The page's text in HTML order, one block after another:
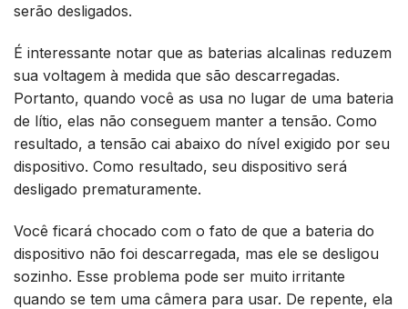
serão desligados.
É interessante notar que as baterias alcalinas reduzem
sua voltagem à medida que são descarregadas.
Portanto, quando você as usa no lugar de uma bateria
de lítio, elas não conseguem manter a tensão. Como
resultado, a tensão cai abaixo do nível exigido por seu
dispositivo. Como resultado, seu dispositivo será
desligado prematuramente.
Você ficará chocado com o fato de que a bateria do
dispositivo não foi descarregada, mas ele se desligou
sozinho. Esse problema pode ser muito irritante
quando se tem uma câmera para usar. De repente, ela